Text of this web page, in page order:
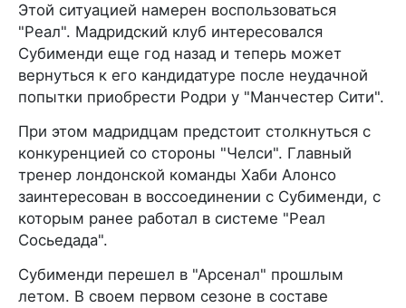
Этой ситуацией намерен воспользоваться
"Реал". Мадридский клуб интересовался
Субименди еще год назад и теперь может
вернуться к его кандидатуре после неудачной
попытки приобрести Родри у "Манчестер Сити".
При этом мадридцам предстоит столкнуться с
конкуренцией со стороны "Челси". Главный
тренер лондонской команды Хаби Алонсо
заинтересован в воссоединении с Субименди, с
которым ранее работал в системе "Реал
Сосьедада".
Субименди перешел в "Арсенал" прошлым
летом. В своем первом сезоне в составе